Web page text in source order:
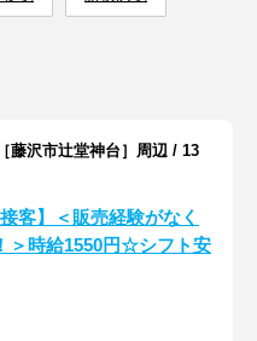
沢市辻堂神台］周辺 / 13
接客】＜販売経験がなく
＞時給1550円☆シフト安